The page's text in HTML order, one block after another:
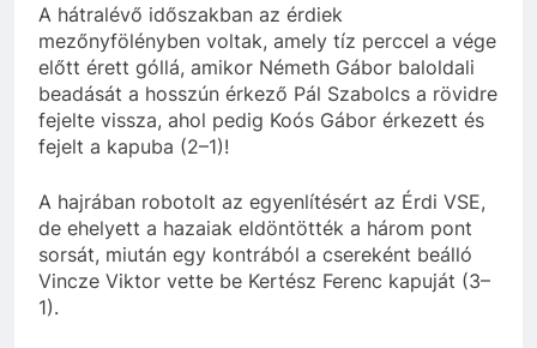
A hátralévő időszakban az érdiek
mezőnyfölényben voltak, amely tíz perccel a vége
előtt érett góllá, amikor Németh Gábor baloldali
beadását a hosszún érkező Pál Szabolcs a rövidre
fejelte vissza, ahol pedig Koós Gábor érkezett és
fejelt a kapuba (2–1)!
A hajrában robotolt az egyenlítésért az Érdi VSE,
de ehelyett a hazaiak eldöntötték a három pont
sorsát, miután egy kontrából a csereként beálló
Vincze Viktor vette be Kertész Ferenc kapuját (3–
1).